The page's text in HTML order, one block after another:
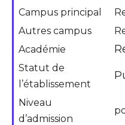
Campus principal
Autres campus
Académie
Statut de
l’établissement
Niveau
d’admission